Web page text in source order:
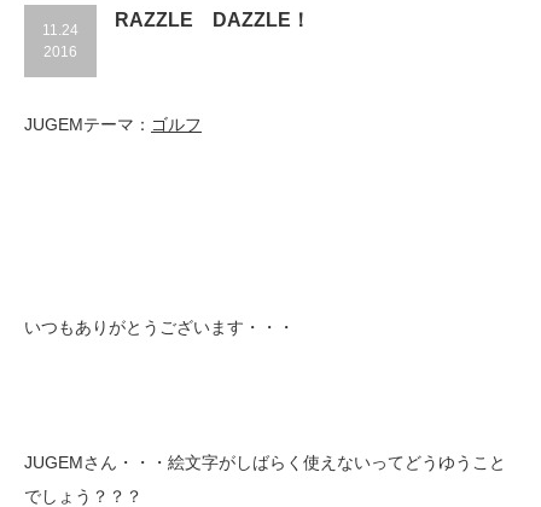
11.24
2016
RAZZLE DAZZLE！
JUGEMテーマ： ゴルフ
いつもありがとうございます・・・
JUGEMさん・・・絵文字がしばらく使えないってどうゆうこと
でしょう？？？